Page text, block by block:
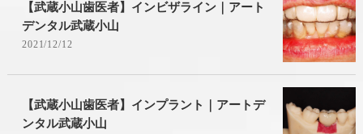
【武蔵小山歯医者】インビザライン｜アート
デンタル武蔵小山
2021/12/12
【武蔵小山歯医者】インプラント｜アートデ
ンタル武蔵小山